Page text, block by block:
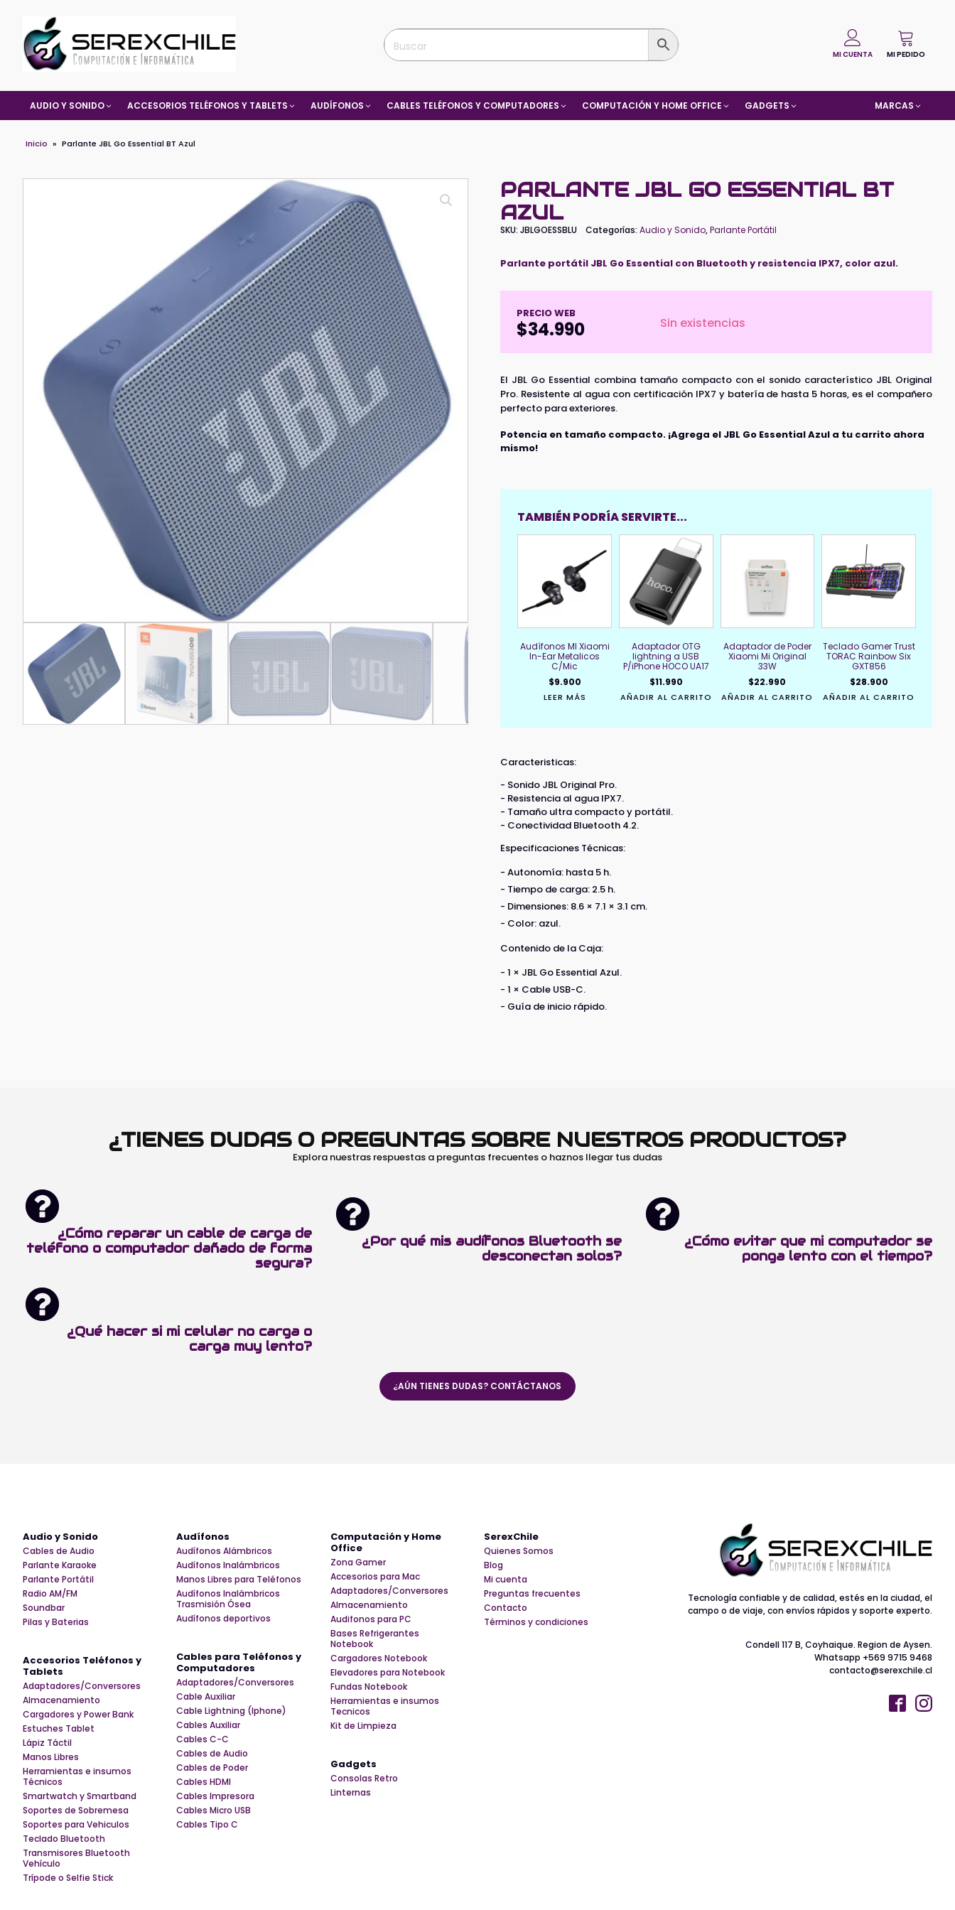
MI CUENTA MI PEDIDO
AUDIO Y SONIDO ACCESORIOS TELÉFONOS Y TABLETS AUDÍFONOS CABLES TELÉFONOS Y COMPUTADORES COMPUTACIÓN Y HOME OFFICE GADGETS MARCAS
Inicio » Parlante JBL Go Essential BT Azul
PARLANTE JBL GO ESSENTIAL BT
AZUL
SKU:JBLGOESSBLU Categorías:Audio y Sonido,Parlante Portátil
Parlante portátil JBL Go Essential con Bluetooth y resistencia IPX7, color azul.
PRECIO WEB
$34.990 Sin existencias
El JBL Go Essential combina tamaño compacto con el sonido característico JBL Original
Pro. Resistente al agua con certificación IPX7 y batería de hasta 5 horas, es el compañero
perfecto para exteriores.
Potencia en tamaño compacto. ¡Agrega el JBL Go Essential Azul a tu carrito ahora
mismo!
TAMBIÉN PODRÍA SERVIRTE...
Audífonos MI Xiaomi
In-Ear Metalicos
C/Mic
$9.900
LEER MÁS
Adaptador OTG
lightning a USB
P/iPhone HOCO UA17
$11.990
AÑADIR AL CARRITO
Adaptador de Poder
Xiaomi Mi Original
33W
$22.990
AÑADIR AL CARRITO
Teclado Gamer Trust
TORAC Rainbow Six
GXT856
$28.900
AÑADIR AL CARRITO
Caracteristicas:
- Sonido JBL Original Pro.
- Resistencia al agua IPX7.
- Tamaño ultra compacto y portátil.
- Conectividad Bluetooth 4.2.
Especificaciones Técnicas:
- Autonomía: hasta 5 h.
- Tiempo de carga: 2.5 h.
- Dimensiones: 8.6 × 7.1 × 3.1 cm.
- Color: azul.
Contenido de la Caja:
- 1 × JBL Go Essential Azul.
- 1 × Cable USB-C.
- Guía de inicio rápido.
¿TIENES DUDAS O PREGUNTAS SOBRE NUESTROS PRODUCTOS?
Explora nuestras respuestas a preguntas frecuentes o haznos llegar tus dudas
¿Cómo reparar un cable de carga de
teléfono o computador dañado de forma
segura?
¿Por qué mis audífonos Bluetooth se
desconectan solos?
¿Cómo evitar que mi computador se
ponga lento con el tiempo?
¿Qué hacer si mi celular no carga o
carga muy lento?
¿AÚN TIENES DUDAS? CONTÁCTANOS
Audio y Sonido
Cables de Audio
Parlante Karaoke
Parlante Portátil
Radio AM/FM
Soundbar
Pilas y Baterias
Accesorios Teléfonos y
Tablets
Adaptadores/Conversores
Almacenamiento
Cargadores y Power Bank
Estuches Tablet
Lápiz Táctil
Manos Libres
Herramientas e insumos
Técnicos
Smartwatch y Smartband
Soportes de Sobremesa
Soportes para Vehiculos
Teclado Bluetooth
Transmisores Bluetooth
Vehículo
Trípode o Selfie Stick
Audífonos
Audífonos Alámbricos
Audífonos Inalámbricos
Manos Libres para Teléfonos
Audífonos Inalámbricos
Trasmisión Ósea
Audífonos deportivos
Cables para Teléfonos y
Computadores
Adaptadores/Conversores
Cable Auxiliar
Cable Lightning (Iphone)
Cables Auxiliar
Cables C-C
Cables de Audio
Cables de Poder
Cables HDMI
Cables Impresora
Cables Micro USB
Cables Tipo C
Computación y Home
Office
Zona Gamer
Accesorios para Mac
Adaptadores/Conversores
Almacenamiento
Audifonos para PC
Bases Refrigerantes
Notebook
Cargadores Notebook
Elevadores para Notebook
Fundas Notebook
Herramientas e insumos
Tecnicos
Kit de Limpieza
Gadgets
Consolas Retro
Linternas
SerexChile
Quienes Somos
Blog
Mi cuenta
Preguntas frecuentes
Contacto
Términos y condiciones
Tecnología confiable y de calidad, estés en la ciudad, el
campo o de viaje, con envíos rápidos y soporte experto.
Condell 117 B, Coyhaique. Region de Aysen.
Whatsapp +569 9715 9468
contacto@serexchile.cl